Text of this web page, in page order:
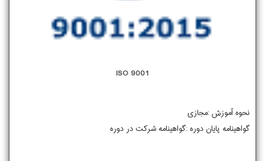
ISO 9001
نحوه آموزش :مجازی
گواهینامه پایان دوره :گواهینامه شرکت در دوره